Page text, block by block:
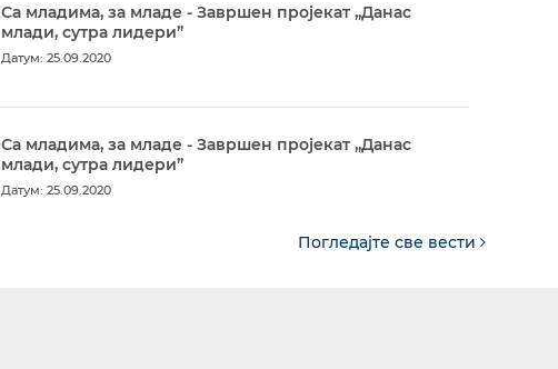
Са младима, за младе - Завршен пројекат „Данас
млади, сутра лидери”
Датум: 25.09.2020
Са младима, за младе - Завршен пројекат „Данас
млади, сутра лидери”
Датум: 25.09.2020
Погледајте све вести